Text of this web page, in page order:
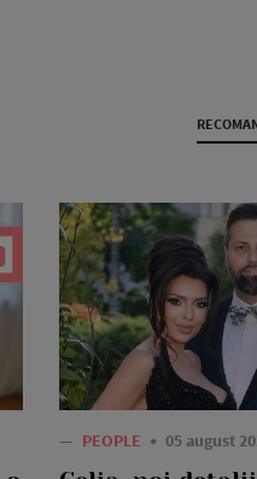
— PEOPLE 05 august